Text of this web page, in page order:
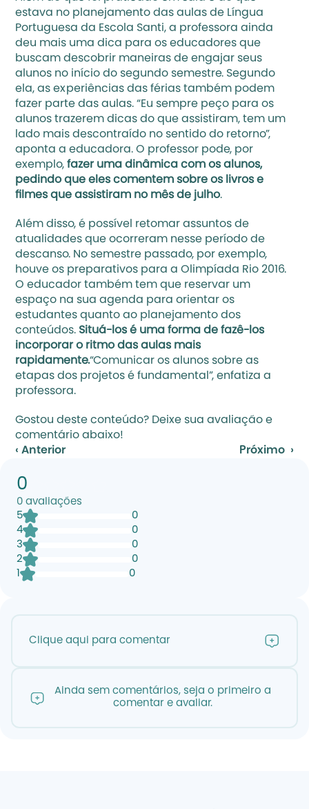
estava no planejamento das aulas de Língua
Portuguesa da Escola Santi, a professora ainda
deu mais uma dica para os educadores que
buscam descobrir maneiras de engajar seus
alunos no início do segundo semestre. Segundo
ela, as experiências das férias também podem
fazer parte das aulas. “Eu sempre peço para os
alunos trazerem dicas do que assistiram, tem um
lado mais descontraído no sentido do retorno”,
aponta a educadora. O professor pode, por
exemplo, fazer uma dinâmica com os alunos,
pedindo que eles comentem sobre os livros e
filmes que assistiram no mês de julho.
Além disso, é possível retomar assuntos de
atualidades que ocorreram nesse período de
descanso. No semestre passado, por exemplo,
houve os preparativos para a Olimpíada Rio 2016.
O educador também tem que reservar um
espaço na sua agenda para orientar os
estudantes quanto ao planejamento dos
conteúdos. Situá-los é uma forma de fazê-los
incorporar o ritmo das aulas mais
rapidamente.“Comunicar os alunos sobre as
etapas dos projetos é fundamental”, enfatiza a
professora.
Gostou deste conteúdo? Deixe sua avaliação e
comentário abaixo!
‹ Anterior
Próximo  ›
0
0 avaliações
5
0
4
0
3
0
2
0
1
0
Clique aqui para comentar
Ainda sem comentários, seja o primeiro a
comentar e avaliar.